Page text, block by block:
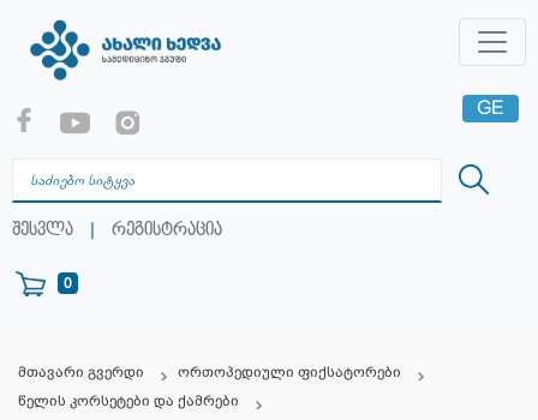
შესვლა | რეგისტრაცია
0
GE
RU
მთავარი გვერდი
ორთოპედიული ფიქსატორები
წელის კორსეტები და ქამრები